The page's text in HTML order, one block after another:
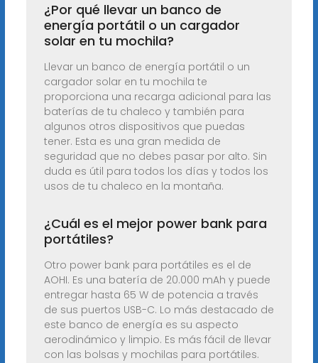
¿Por qué llevar un banco de
energía portátil o un cargador
solar en tu mochila?
Llevar un banco de energía portátil o un
cargador solar en tu mochila te
proporciona una recarga adicional para las
baterías de tu chaleco y también para
algunos otros dispositivos que puedas
tener. Esta es una gran medida de
seguridad que no debes pasar por alto. Sin
duda es útil para todos los días y todos los
usos de tu chaleco en la montaña.
¿Cuál es el mejor power bank para
portátiles?
Otro power bank para portátiles es el de
AOHI. Es una batería de 20.000 mAh y puede
entregar hasta 65 W de potencia a través
de sus puertos USB-C. Lo más destacado de
este banco de energía es su aspecto
aerodinámico y limpio. Es más fácil de llevar
con las bolsas y mochilas para portátiles.